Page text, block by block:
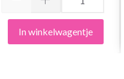
In winkelwagentje